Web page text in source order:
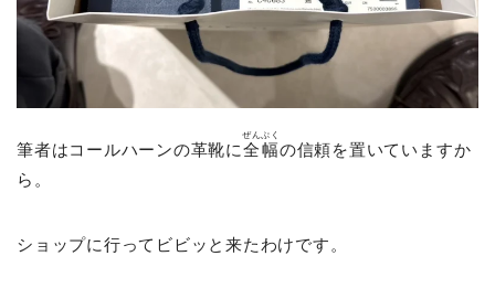
筆者はコールハーンの革靴に全幅
ぜんぷく
の信頼を置いていますか
ら。
ショップに行ってビビッと来たわけです。